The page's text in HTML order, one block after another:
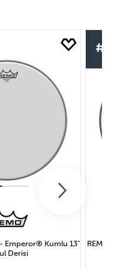
Emperor® Kumlu 13"
Derisi
#6
REMO